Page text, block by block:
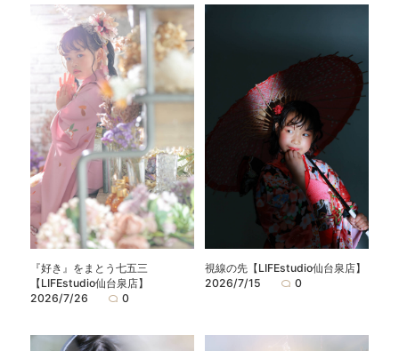
『好き』をまとう七五三
【LIFEstudio仙台泉店】
2026/7/26
0
視線の先【LIFEstudio仙台泉店】
2026/7/15
0